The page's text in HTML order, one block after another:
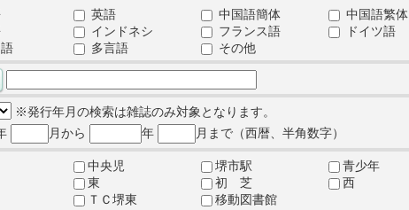
英語 中国語簡体 中国語繁体
インドネシ フランス語 ドイツ語
多言語 その他
※発行年月の検索は雑誌のみ対象となります。
月から 年 月まで（西暦、半角数字）
中央児 堺市駅 青少年
東 初 芝 西
ＴＣ堺東 移動図書館